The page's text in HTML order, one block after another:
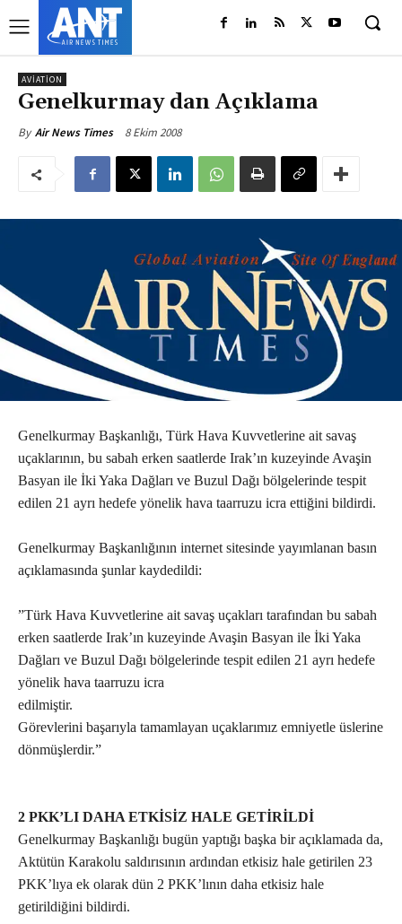
AVIATION
Genelkurmay dan Açıklama
By Air News Times 8 Ekim 2008
Genelkurmay Başkanlığı, Türk Hava Kuvvetlerine ait savaş
uçaklarının, bu sabah erken saatlerde Irak’ın kuzeyinde Avaşin
Basyan ile İki Yaka Dağları ve Buzul Dağı bölgelerinde tespit
edilen 21 ayrı hedefe yönelik hava taarruzu icra ettiğini bildirdi.
Genelkurmay Başkanlığının internet sitesinde yayımlanan basın
açıklamasında şunlar kaydedildi:
”Türk Hava Kuvvetlerine ait savaş uçakları tarafından bu sabah
erken saatlerde Irak’ın kuzeyinde Avaşin Basyan ile İki Yaka
Dağları ve Buzul Dağı bölgelerinde tespit edilen 21 ayrı hedefe
yönelik hava taarruzu icra
edilmiştir.
Görevlerini başarıyla tamamlayan uçaklarımız emniyetle üslerine
dönmüşlerdir.”
2 PKK’LI DAHA ETKİSİZ HALE GETİRİLDİ
Genelkurmay Başkanlığı bugün yaptığı başka bir açıklamada da,
Aktütün Karakolu saldırısının ardından etkisiz hale getirilen 23
PKK’lıya ek olarak dün 2 PKK’lının daha etkisiz hale
getirildiğini bildirdi.